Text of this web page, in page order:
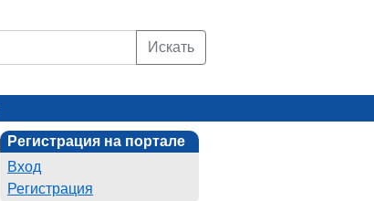
Искать
Регистрация на портале
Вход
Регистрация